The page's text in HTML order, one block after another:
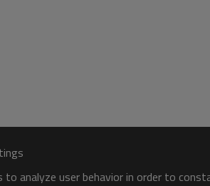
analyze user behavior in order to